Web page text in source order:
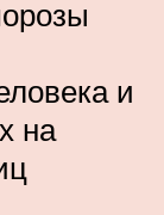
и
на